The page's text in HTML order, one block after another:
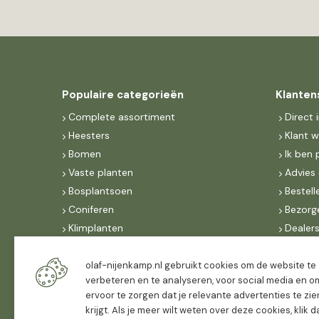
Populaire categorieën
Complete assortiment
Heesters
Bomen
Vaste planten
Bosplantsoen
Coniferen
Klimplanten
Dak, lei- & vormbomen
Dealers
Direct
Klant
Ik ben
Dealers
FAQ
olaf-nijenkamp.nl gebruikt cookies om de website te
verbeteren en te analyseren, voor social media en
ervoor te zorgen dat je relevante advertenties te
krijgt. Als je meer wilt weten over deze cookies, klik